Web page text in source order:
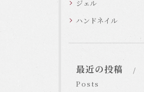
ジェル
ハンドネイル
最近の投稿
Posts